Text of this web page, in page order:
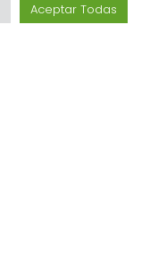
Aceptar Todas